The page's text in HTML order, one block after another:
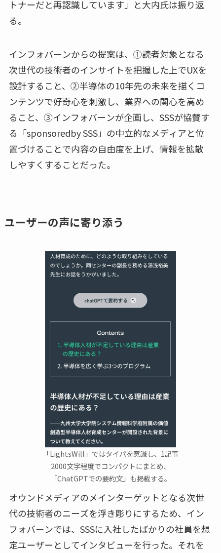
トナーだと再認識しています」と大内氏は振り返
る。
インフォバーンからの提案は、①読者対象となる
次世代の技術者のインサイトを把握した上でUXを
設計すること、②半導体の10年先の未来を描くコ
ンテンツで好奇心を刺激し、業界への関心を高め
ること、③インフォバーンが企画し、SSSが協賛す
る「sponsoredby SSS」の中立的なメディアと位
置づけることで内容の自由度を上げ、情報を拡散
しやすくすることだった。
ユーザーの声に寄り添う
「LightsWill」ではタイパを意識し、1記事
2000文字程度でコンパクトにまとめ、
「ChatGPTでの要約文」も掲載する。
オウンドメディアのメインターゲットとなる次世
代の技術者のニーズを浮き彫りにするため、イン
フォバーンでは、SSSに入社したばかりの社員を想
定ユーザーとしてインタビューを行った。それを